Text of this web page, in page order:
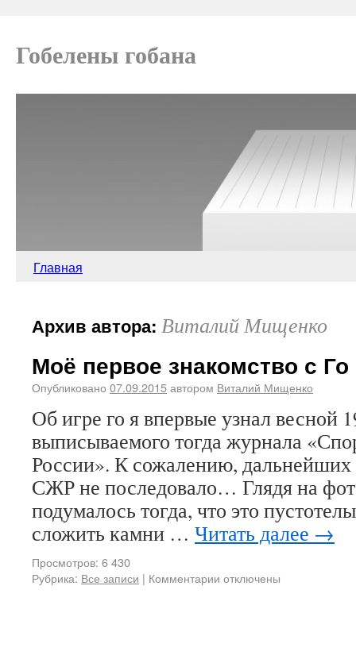
Гобелены гобана
Главная
Архив автора: Виталий Мищенко
Моё первое знакомство с Го
Опубликовано 07.09.2015автором Виталий Мищенко
Об игре го я впервые узнал весной
выписываемого тогда журнала
России». К сожалению, дальнейших
СЖР не последовало… Глядя на
подумалось тогда, что это
сложить камни … Читать далее →
Просмотров: 6 430
Рубрика: Все записи | Комментарии отключены